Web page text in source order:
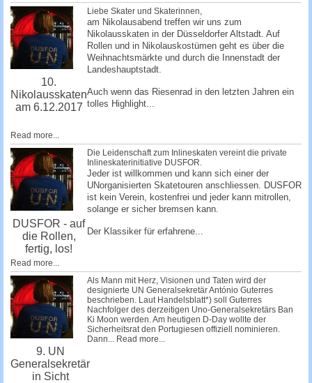
10.
Nikolausskaten
am 6.12.2017
Liebe Skater und Skaterinnen,
am Nikolausabend treffen wir uns zum
Nikolausskaten in der Düsseldorfer Altstadt. Auf
Rollen und in Nikolauskostümen geht es über die
Weihnachtsmärkte und durch die Innenstadt der
Landeshauptstadt.
Auch wenn das Riesenrad in den letzten Jahren ein
tolles Highlight...
Read more...
DUSFOR - auf
die Rollen,
fertig, los!
Die Leidenschaft zum Inlineskaten vereint die private
Inlineskaterinitiative DUSFOR.
Jeder ist willkommen und kann sich einer der
UNorganisierten Skatetouren anschliessen. DUSFOR
ist kein Verein, kostenfrei und jeder kann mitrollen,
solange er sicher bremsen kann.
Der Klassiker für erfahrene...
Read more...
9. UN
Generalsekretär
in Sicht
Als Mann mit Herz, Visionen und Taten wird der
designierte UN Generalsekretär António Guterres
beschrieben. Laut Handelsblatt*) soll Guterres
Nachfolger des derzeitigen Uno-Generalsekretärs Ban
Ki Moon werden. Am heutigen D-Day wollte der
Sicherheitsrat den Portugiesen offiziell nominieren.
Dann... Read more...